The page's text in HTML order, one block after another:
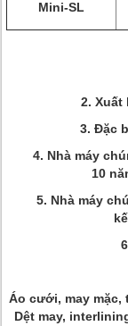
Mini-SL
2. Xuất
3. Đặc
4. Nhà máy
10
5. Nhà máy
Áo cưới, may mặc,
Dệt may,